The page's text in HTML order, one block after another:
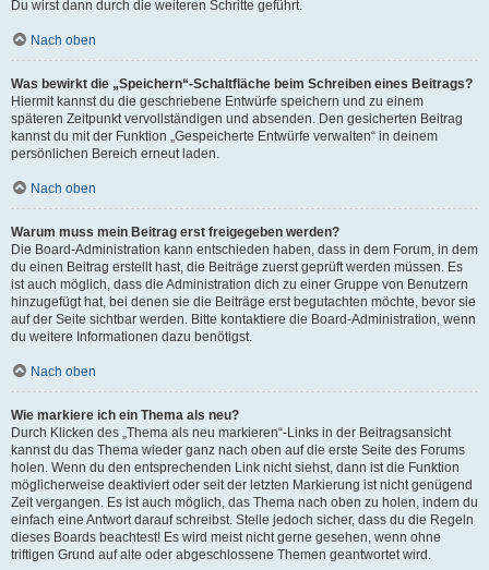
Du wirst dann durch die weiteren Schritte geführt.
Nach oben
Was bewirkt die „Speichern“-Schaltfläche beim Schreiben eines Beitrags?
Hiermit kannst du die geschriebene Entwürfe speichern und zu einem
späteren Zeitpunkt vervollständigen und absenden. Den gesicherten Beitrag
kannst du mit der Funktion „Gespeicherte Entwürfe verwalten“ in deinem
persönlichen Bereich erneut laden.
Nach oben
Warum muss mein Beitrag erst freigegeben werden?
Die Board-Administration kann entschieden haben, dass in dem Forum, in dem
du einen Beitrag erstellt hast, die Beiträge zuerst geprüft werden müssen. Es
ist auch möglich, dass die Administration dich zu einer Gruppe von Benutzern
hinzugefügt hat, bei denen sie die Beiträge erst begutachten möchte, bevor sie
auf der Seite sichtbar werden. Bitte kontaktiere die Board-Administration, wenn
du weitere Informationen dazu benötigst.
Nach oben
Wie markiere ich ein Thema als neu?
Durch Klicken des „Thema als neu markieren“-Links in der Beitragsansicht
kannst du das Thema wieder ganz nach oben auf die erste Seite des Forums
holen. Wenn du den entsprechenden Link nicht siehst, dann ist die Funktion
möglicherweise deaktiviert oder seit der letzten Markierung ist nicht genügend
Zeit vergangen. Es ist auch möglich, das Thema nach oben zu holen, indem du
einfach eine Antwort darauf schreibst. Stelle jedoch sicher, dass du die Regeln
dieses Boards beachtest! Es wird meist nicht gerne gesehen, wenn ohne
triftigen Grund auf alte oder abgeschlossene Themen geantwortet wird.